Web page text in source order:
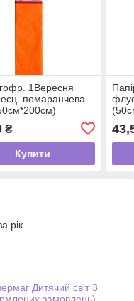
1Вересня
помаранчева
₴
Купити
рік
Дитячий світ 3